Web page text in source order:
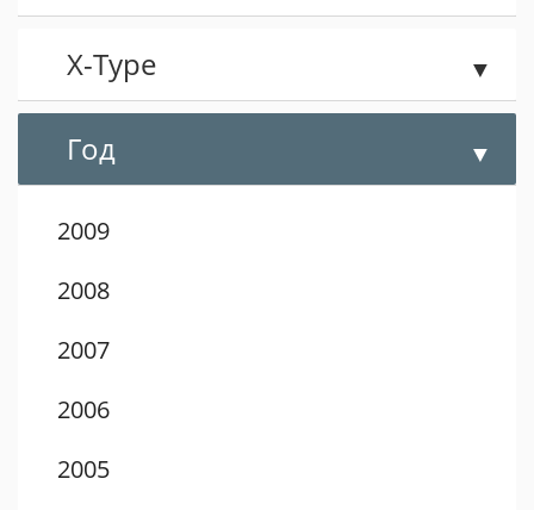
X-Type
Год
2009
2008
2007
2006
2005